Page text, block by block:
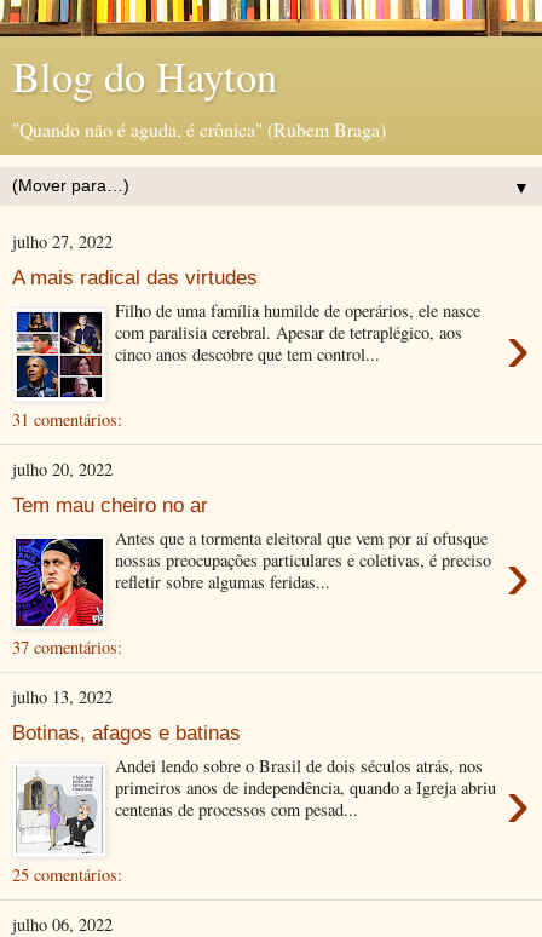
Blog do Hayton
"Quando não é aguda, é crônica" (Rubem Braga)
▼
julho 27, 2022
A mais radical das virtudes
›
Filho de uma família humilde de operários, ele nasce
com paralisia cerebral. Apesar de tetraplégico, aos
cinco anos descobre que tem control...
31 comentários:
julho 20, 2022
Tem mau cheiro no ar
›
Antes que a tormenta eleitoral que vem por aí ofusque
nossas preocupações particulares e coletivas, é preciso
refletir sobre algumas feridas...
37 comentários:
julho 13, 2022
Botinas, afagos e batinas
›
Andei lendo sobre o Brasil de dois séculos atrás, nos
primeiros anos de independência, quando a Igreja abriu
centenas de processos com pesad...
25 comentários:
julho 06, 2022